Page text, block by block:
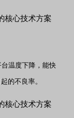
温度下降，能快
的不良率。